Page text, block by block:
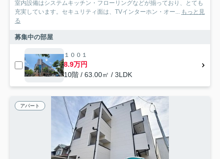
室内設備はシステムキッチン・フローリングなどが揃っており、とても
充実しています。セキュリティ面は、TVインターホン・オー... もっと見
る
募集中の部屋
１００１
8.9万円
10階 / 63.00㎡ / 3LDK
アパート